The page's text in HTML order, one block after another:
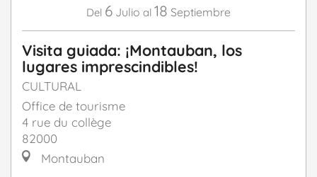
Del 6 Julio al 18 Septiembre
Visita guiada: ¡Montauban, los
lugares imprescindibles!
CULTURAL
Office de tourisme
4 rue du collège
82000
Montauban